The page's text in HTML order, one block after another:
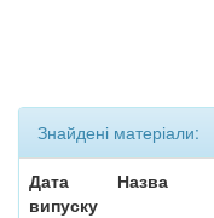
Знайдені матеріали:
Дата
випуску
Назва